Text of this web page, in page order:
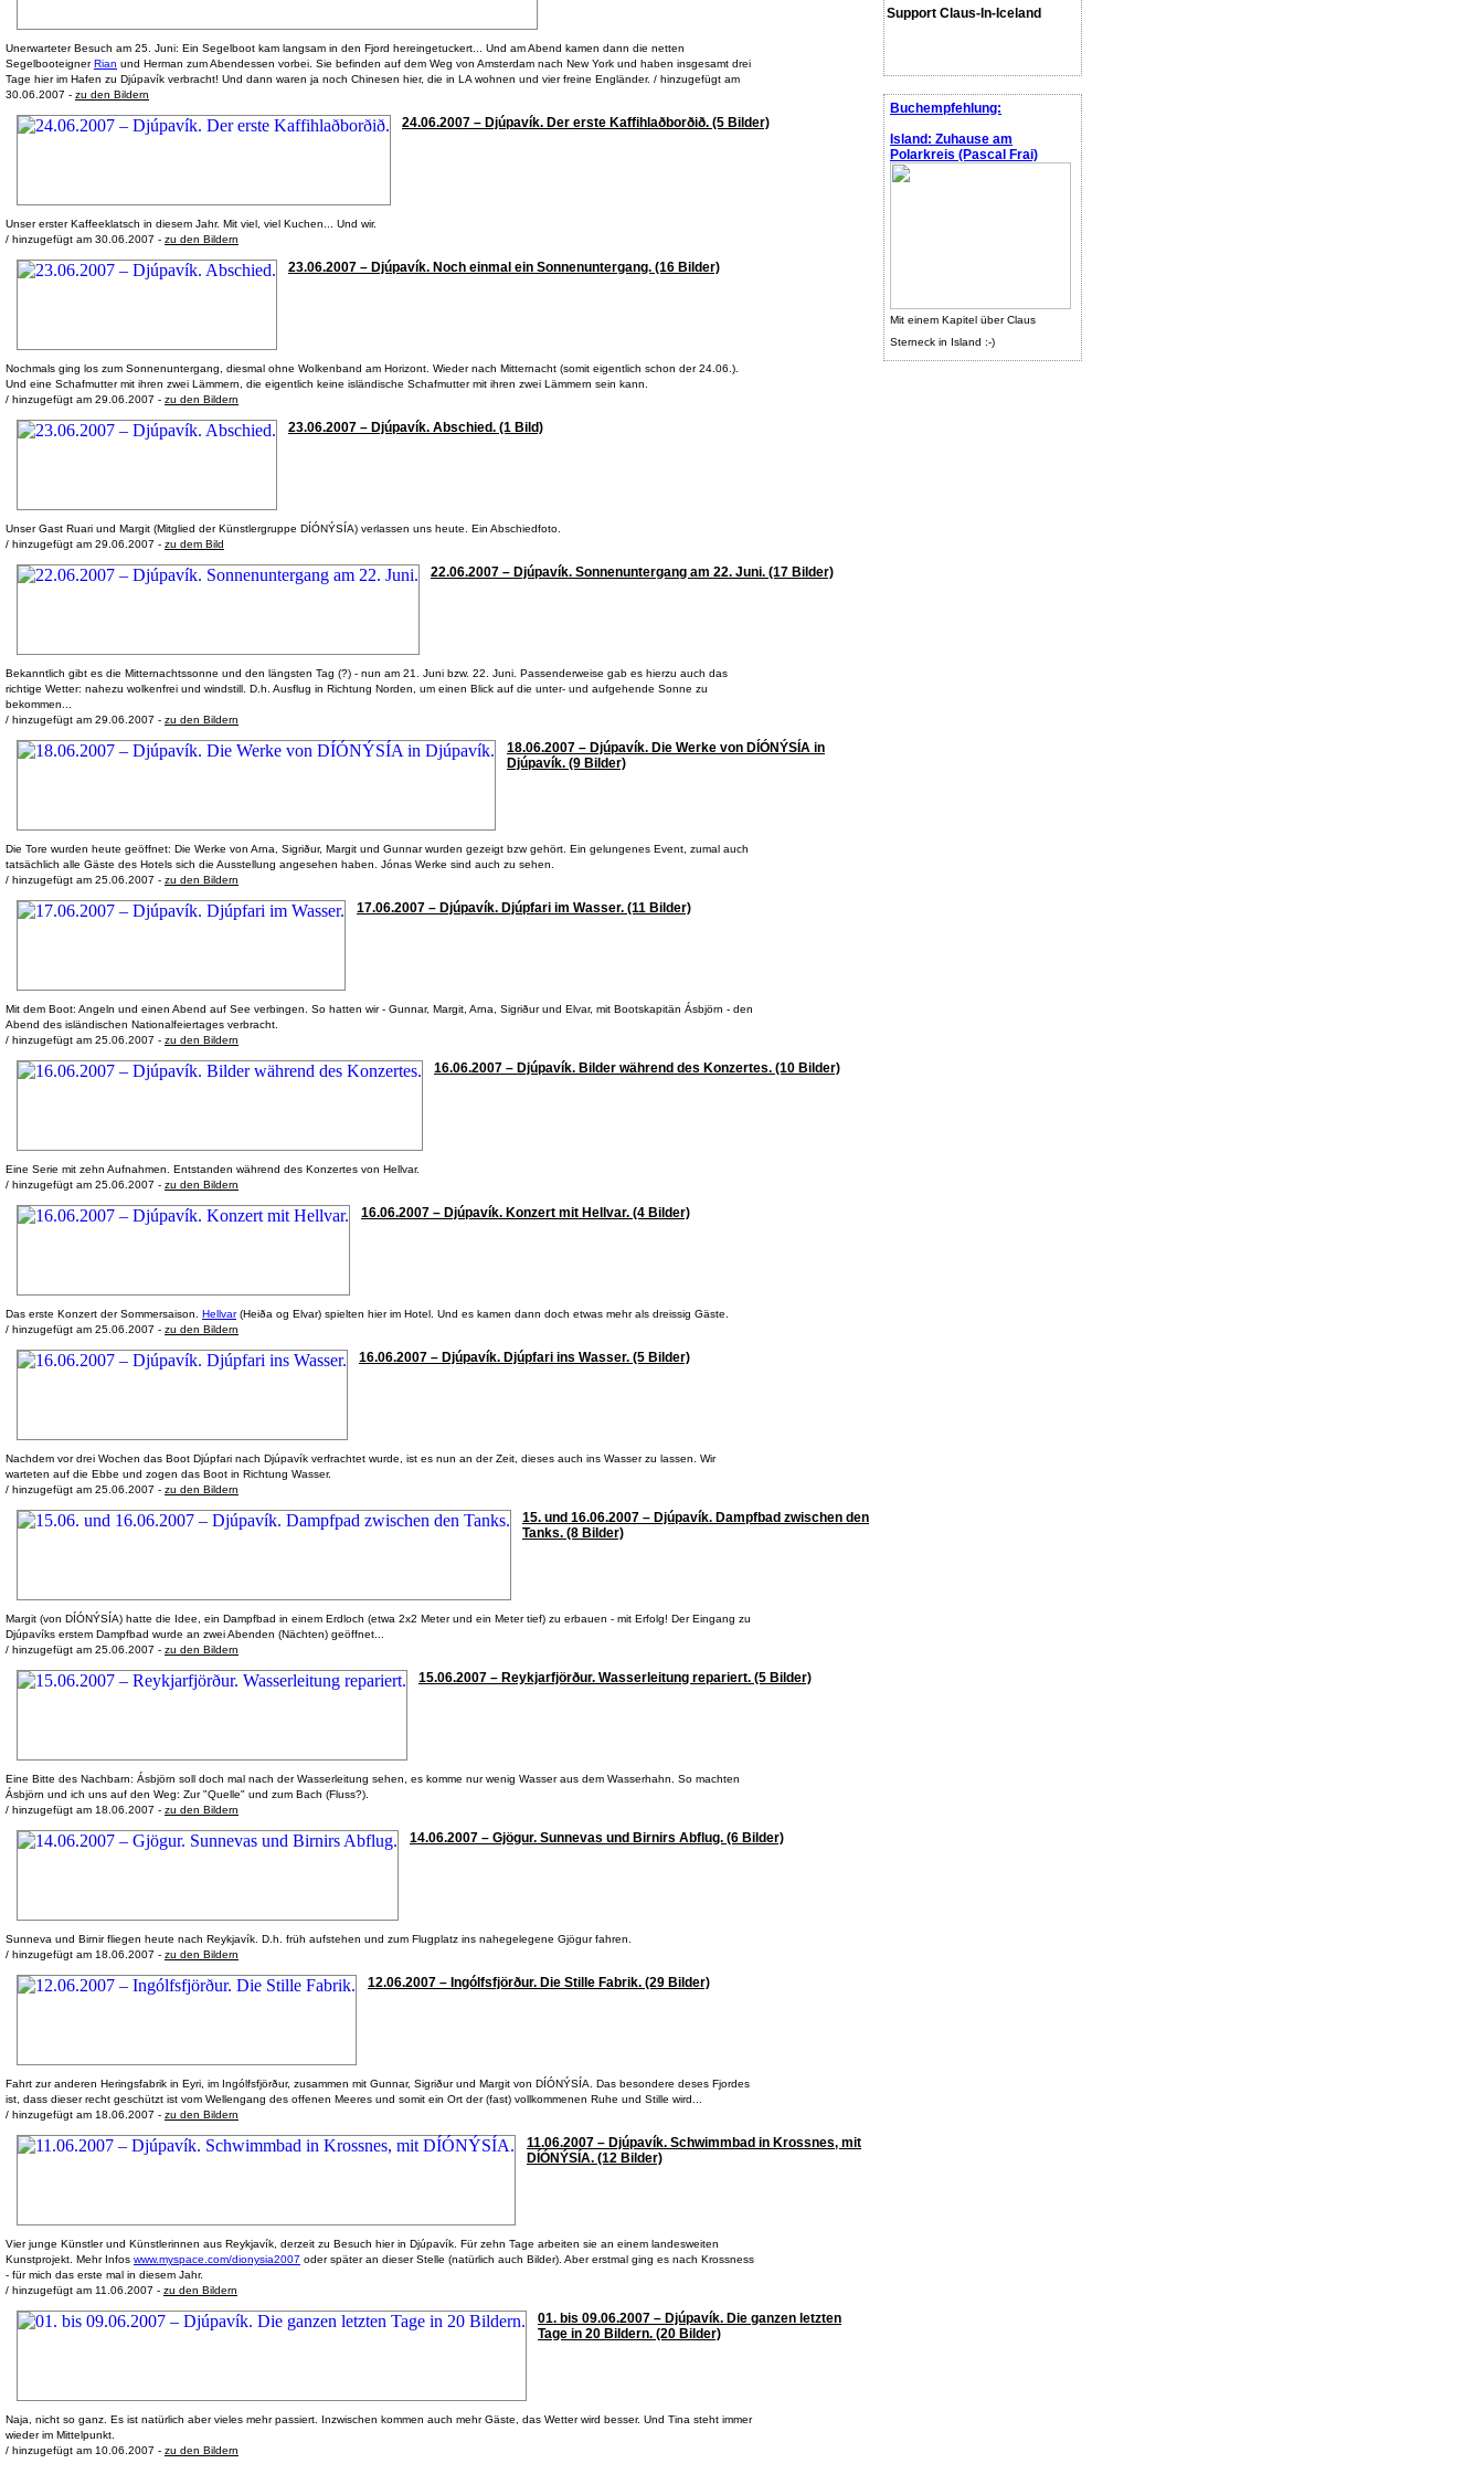
Support Claus-In-Iceland
Buchempfehlung:
Island: Zuhause am
Polarkreis (Pascal Frai)
Mit einem Kapitel über Claus
Sterneck in Island :-)
Unerwarteter Besuch am 25. Juni: Ein Segelboot kam langsam in den Fjord hereingetuckert... Und am Abend kamen dann die netten
SegelbooteignerRian und Herman zum Abendessen vorbei. Sie befinden auf dem Weg von Amsterdam nach New York und haben insgesamt drei
Tage hier im Hafen zu Djúpavík verbracht! Und dann waren ja noch Chinesen hier, die in LA wohnen und vier freine Engländer. / hinzugefügt am
30.06.2007 - zu den Bildern
24.06.2007 – Djúpavík. Der erste Kaffihlaðborðið. (5 Bilder)
Unser erster Kaffeeklatsch in diesem Jahr. Mit viel, viel Kuchen... Und wir.
/ hinzugefügt am 30.06.2007 - zu den Bildern
23.06.2007 – Djúpavík. Noch einmal ein Sonnenuntergang. (16 Bilder)
Nochmals ging los zum Sonnenuntergang, diesmal ohne Wolkenband am Horizont. Wieder nach Mitternacht (somit eigentlich schon der 24.06.).
Und eine Schafmutter mit ihren zwei Lämmern, die eigentlich keine isländische Schafmutter mit ihren zwei Lämmern sein kann.
/ hinzugefügt am 29.06.2007 - zu den Bildern
23.06.2007 – Djúpavík. Abschied. (1 Bild)
Unser Gast Ruari und Margit (Mitglied der Künstlergruppe DÍÓNÝSÍA) verlassen uns heute. Ein Abschiedfoto.
/ hinzugefügt am 29.06.2007 - zu dem Bild
22.06.2007 – Djúpavík. Sonnenuntergang am 22. Juni. (17 Bilder)
Bekanntlich gibt es die Mitternachtssonne und den längsten Tag (?) - nun am 21. Juni bzw. 22. Juni. Passenderweise gab es hierzu auch das
richtige Wetter: nahezu wolkenfrei und windstill. D.h. Ausflug in Richtung Norden, um einen Blick auf die unter- und aufgehende Sonne zu
bekommen...
/ hinzugefügt am 29.06.2007 - zu den Bildern
18.06.2007 – Djúpavík. Die Werke von DÍÓNÝSÍA in
Djúpavík. (9 Bilder)
Die Tore wurden heute geöffnet: Die Werke von Arna, Sigriður, Margit und Gunnar wurden gezeigt bzw gehört. Ein gelungenes Event, zumal auch
tatsächlich alle Gäste des Hotels sich die Ausstellung angesehen haben. Jónas Werke sind auch zu sehen.
/ hinzugefügt am 25.06.2007 - zu den Bildern
17.06.2007 – Djúpavík. Djúpfari im Wasser. (11 Bilder)
Mit dem Boot: Angeln und einen Abend auf See verbingen. So hatten wir - Gunnar, Margit, Arna, Sigriður und Elvar, mit Bootskapitän Ásbjörn - den
Abend des isländischen Nationalfeiertages verbracht.
/ hinzugefügt am 25.06.2007 - zu den Bildern
16.06.2007 – Djúpavík. Bilder während des Konzertes. (10 Bilder)
Eine Serie mit zehn Aufnahmen. Entstanden während des Konzertes von Hellvar.
/ hinzugefügt am 25.06.2007 - zu den Bildern
16.06.2007 – Djúpavík. Konzert mit Hellvar. (4 Bilder)
Das erste Konzert der Sommersaison. Hellvar(Heiða og Elvar) spielten hier im Hotel. Und es kamen dann doch etwas mehr als dreissig Gäste.
/ hinzugefügt am 25.06.2007 - zu den Bildern
16.06.2007 – Djúpavík. Djúpfari ins Wasser. (5 Bilder)
Nachdem vor drei Wochen das Boot Djúpfari nach Djúpavík verfrachtet wurde, ist es nun an der Zeit, dieses auch ins Wasser zu lassen. Wir
warteten auf die Ebbe und zogen das Boot in Richtung Wasser.
/ hinzugefügt am 25.06.2007 - zu den Bildern
15. und 16.06.2007 – Djúpavík. Dampfbad zwischen den
Tanks. (8 Bilder)
Margit (von DÍÓNÝSÍA) hatte die Idee, ein Dampfbad in einem Erdloch (etwa 2x2 Meter und ein Meter tief) zu erbauen - mit Erfolg! Der Eingang zu
Djúpavíks erstem Dampfbad wurde an zwei Abenden (Nächten) geöffnet...
/ hinzugefügt am 25.06.2007 - zu den Bildern
15.06.2007 – Reykjarfjörður. Wasserleitung repariert. (5 Bilder)
Eine Bitte des Nachbarn: Ásbjörn soll doch mal nach der Wasserleitung sehen, es komme nur wenig Wasser aus dem Wasserhahn. So machten
Ásbjörn und ich uns auf den Weg: Zur "Quelle" und zum Bach (Fluss?).
/ hinzugefügt am 18.06.2007 - zu den Bildern
14.06.2007 – Gjögur. Sunnevas und Birnirs Abflug. (6 Bilder)
Sunneva und Birnir fliegen heute nach Reykjavík. D.h. früh aufstehen und zum Flugplatz ins nahegelegene Gjögur fahren.
/ hinzugefügt am 18.06.2007 - zu den Bildern
12.06.2007 – Ingólfsfjörður. Die Stille Fabrik. (29 Bilder)
Fahrt zur anderen Heringsfabrik in Eyri, im Ingólfsfjörður, zusammen mit Gunnar, Sigriður und Margit von DÍÓNÝSÍA. Das besondere deses Fjordes
ist, dass dieser recht geschützt ist vom Wellengang des offenen Meeres und somit ein Ort der (fast) vollkommenen Ruhe und Stille wird...
/ hinzugefügt am 18.06.2007 - zu den Bildern
11.06.2007 – Djúpavík. Schwimmbad in Krossnes, mit
DÍÓNÝSÍA. (12 Bilder)
Vier junge Künstler und Künstlerinnen aus Reykjavík, derzeit zu Besuch hier in Djúpavík. Für zehn Tage arbeiten sie an einem landesweiten
Kunstprojekt. Mehr Infos www.myspace.com/dionysia2007 oder später an dieser Stelle (natürlich auch Bilder). Aber erstmal ging es nach Krossness
- für mich das erste mal in diesem Jahr.
/ hinzugefügt am 11.06.2007 - zu den Bildern
01. bis 09.06.2007 – Djúpavík. Die ganzen letzten
Tage in 20 Bildern. (20 Bilder)
Naja, nicht so ganz. Es ist natürlich aber vieles mehr passiert. Inzwischen kommen auch mehr Gäste, das Wetter wird besser. Und Tina steht immer
wieder im Mittelpunkt.
/ hinzugefügt am 10.06.2007 - zu den Bildern